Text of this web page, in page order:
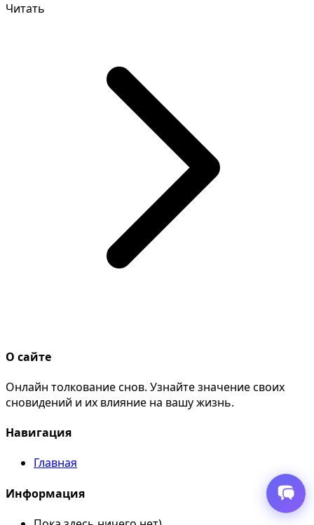
Читать
О сайте
Онлайн толкование снов. Узнайте значение своих
сновидений и их влияние на вашу жизнь.
Навигация
Главная
Информация